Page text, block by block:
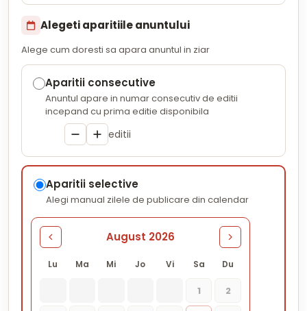
Alegeti aparitiile anuntului
Alege cum doresti sa apara anuntul in ziar
Aparitii consecutive
Anuntul apare in numar consecutiv de editii
incepand cu prima editie disponibila
editii
Aparitii selective
Alegi manual zilele de publicare din calendar
August 2026
Lu Ma Mi Jo Vi Sa Du
1 2